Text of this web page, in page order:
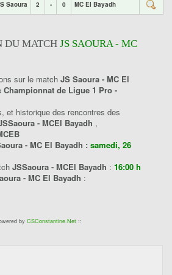
Saoura 2 - 0 MC El Bayadh
DU MATCH JS SAOURA - MC
sur le match JS Saoura - MC El
Championnat de Ligue 1 Pro -
et historique des rencontres des
- MCEl Bayadh ,
- MC El Bayadh : samedi, 26
JSSaoura - MCEl Bayadh : 16:00 h
- MC El Bayadh :
by CSConstantine.Net::